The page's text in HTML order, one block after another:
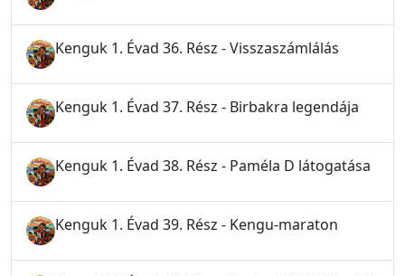
Kenguk 1. Évad 36. Rész - Visszaszámlálás
Kenguk 1. Évad 37. Rész - Birbakra legendája
Kenguk 1. Évad 38. Rész - Paméla D látogatása
Kenguk 1. Évad 39. Rész - Kengu-maraton